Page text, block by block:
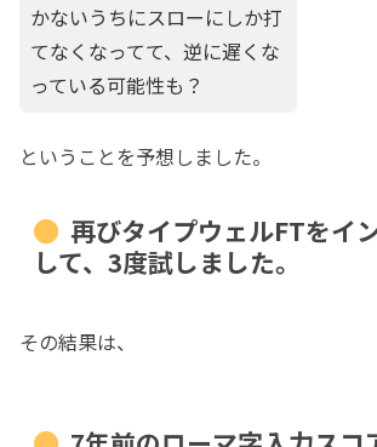
かないうちにスローにしか打
てなくなってて、逆に遅くな
っている可能性も？
ということを予想しました。
再びタイプウェルFTをイ
して、3度試しました。
その結果は、